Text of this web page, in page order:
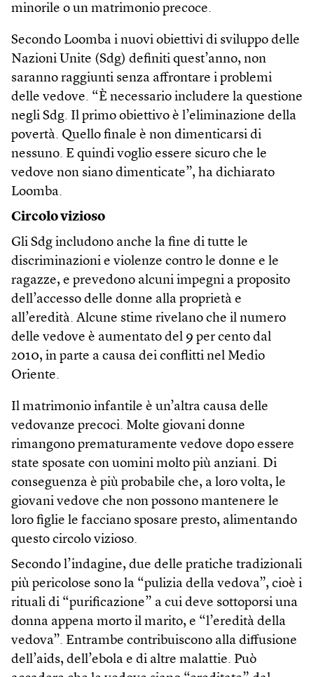
minorile o un matrimonio precoce.
Secondo Loomba i nuovi obiettivi di sviluppo delle
Nazioni Unite (Sdg) definiti quest’anno, non
saranno raggiunti senza affrontare i problemi
delle vedove. “È necessario includere la questione
negli Sdg. Il primo obiettivo è l’eliminazione della
povertà. Quello finale è non dimenticarsi di
nessuno. E quindi voglio essere sicuro che le
vedove non siano dimenticate”, ha dichiarato
Loomba.
Circolo vizioso
Gli Sdg includono anche la fine di tutte le
discriminazioni e violenze contro le donne e le
ragazze, e prevedono alcuni impegni a proposito
dell’accesso delle donne alla proprietà e
all’eredità. Alcune stime rivelano che il numero
delle vedove è aumentato del 9 per cento dal
2010, in parte a causa dei conflitti nel Medio
Oriente.
Il matrimonio infantile è un’altra causa delle
vedovanze precoci. Molte giovani donne
rimangono prematuramente vedove dopo essere
state sposate con uomini molto più anziani. Di
conseguenza è più probabile che, a loro volta, le
giovani vedove che non possono mantenere le
loro figlie le facciano sposare presto, alimentando
questo circolo vizioso.
Secondo l’indagine, due delle pratiche tradizionali
più pericolose sono la “pulizia della vedova”, cioè i
rituali di “purificazione” a cui deve sottoporsi una
donna appena morto il marito, e “l’eredità della
vedova”. Entrambe contribuiscono alla diffusione
dell’aids, dell’ebola e di altre malattie. Può